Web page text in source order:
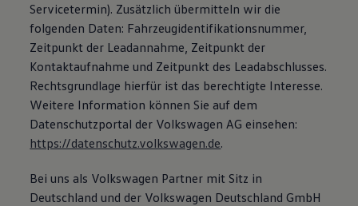
Servicetermin). Zusätzlich übermitteln wir die
folgenden Daten: Fahrzeugidentifikationsnummer,
Zeitpunkt der Leadannahme, Zeitpunkt der
Kontaktaufnahme und Zeitpunkt des Leadabschlusses.
Rechtsgrundlage hierfür ist das berechtigte Interesse.
Weitere Information können Sie auf dem
Datenschutzportal der Volkswagen AG einsehen:
https://datenschutz.volkswagen.de.
Bei uns als Volkswagen Partner mit Sitz in
Deutschland und der Volkswagen Deutschland GmbH